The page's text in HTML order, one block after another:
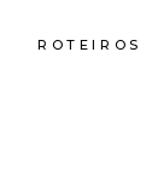
ROTEIROS